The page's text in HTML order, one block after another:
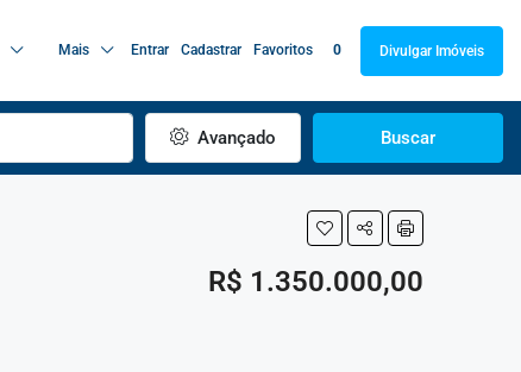
Mais Entrar Cadastrar Favoritos 0 Divulgar Imóveis
Avançado Buscar
R$ 1.350.000,00